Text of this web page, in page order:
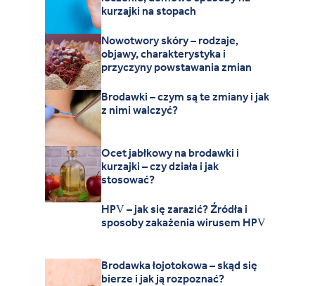
kurzajki na stopach
Nowotwory skóry – rodzaje,
objawy, charakterystyka i
przyczyny powstawania zmian
Brodawki – czym są te zmiany i jak
z nimi walczyć?
Ocet jabłkowy na brodawki i
kurzajki – czy działa i jak
stosować?
HPV – jak się zarazić? Źródła i
sposoby zakażenia wirusem HPV
Brodawka łojotokowa – skąd się
bierze i jak ją rozpoznać?